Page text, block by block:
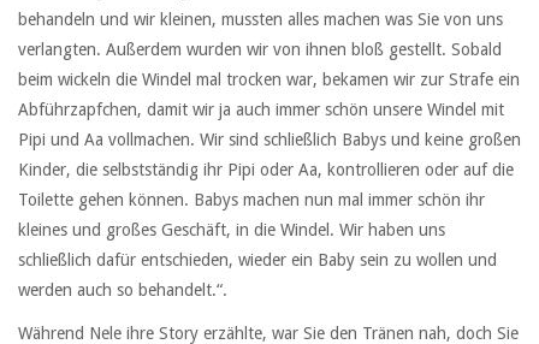
behandeln und wir kleinen, mussten alles machen was Sie von uns
verlangten. Außerdem wurden wir von ihnen bloß gestellt. Sobald
beim wickeln die Windel mal trocken war, bekamen wir zur Strafe ein
Abführzapfchen, damit wir ja auch immer schön unsere Windel mit
Pipi und Aa vollmachen. Wir sind schließlich Babys und keine großen
Kinder, die selbstständig ihr Pipi oder Aa, kontrollieren oder auf die
Toilette gehen können. Babys machen nun mal immer schön ihr
kleines und großes Geschäft, in die Windel. Wir haben uns
schließlich dafür entschieden, wieder ein Baby sein zu wollen und
werden auch so behandelt.“.
Während Nele ihre Story erzählte, war Sie den Tränen nah, doch Sie